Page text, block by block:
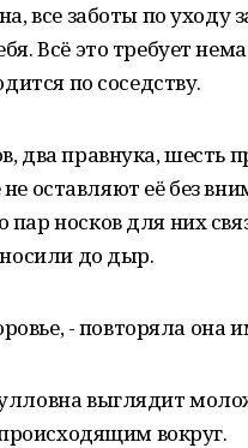
все заботы по уходу
Всё это требует
по соседству.
два правнука, шесть
оставляют её без
носков для них
до дыр.
- повторяла она
выглядит
вокруг.